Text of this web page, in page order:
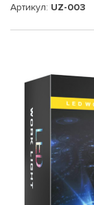
Артикул: UZ-003